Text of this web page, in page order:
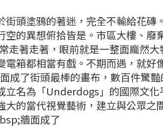
街頭塗鴉的著迷，完全不輸給花磚
空的異想俯拾皆是。市區大樓、廢
著走著，眼前就是一整面龐然大
電箱都相當有戲。不期而遇，就好
成了街頭最棒的畫布，數百件驚
立名為「Underdogs」的國際文
大的當代視覺藝術，建立與公眾之
牆面成了